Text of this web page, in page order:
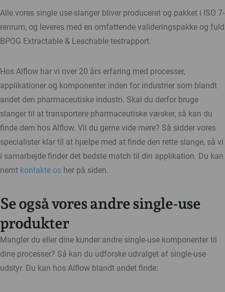
Alle vores single use-slanger bliver produceret og pakket i ISO 7-
renrum, og leveres med en omfattende valideringspakke og fuld
BPOG Extractable & Leachable testrapport.
Hos Alflow har vi over 20 års erfaring med processer,
applikationer og komponenter inden for industrier som blandt
andet den pharmaceutiske industri. Skal du derfor bruge
slanger til at transportere pharmaceutiske væsker, så kan du
finde dem hos Alflow. Vil du gerne vide mere? Så sidder vores
specialister klar til at hjælpe med at finde den rette slange, så vi
i samarbejde finder det bedste match til din applikation. Du kan
nemt kontakte os her på siden.
Se også vores andre single-use
produkter
Mangler du eller dine kunder andre single-use komponenter til
dine processer? Så kan du udforske udvalget af single-use
udstyr. Du kan hos Alflow blandt andet finde: